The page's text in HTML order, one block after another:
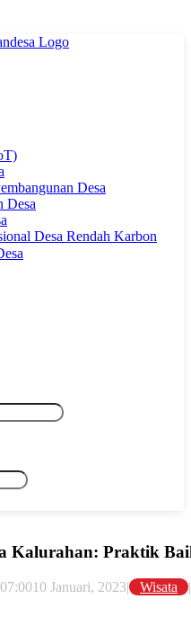
Desa
Desa
Desa Rendah Karbon
Kalurahan: Praktik
10 Januari, 2023| Wisata
|